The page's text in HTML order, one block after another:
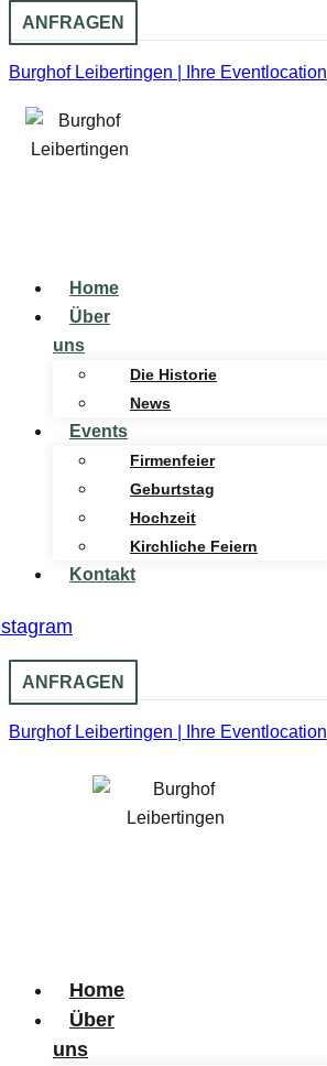
ANFRAGEN
Burghof Leibertingen | Ihre Eventlocation
Home
Über
uns
Die Historie
News
Events
Firmenfeier
Geburtstag
Hochzeit
Kirchliche Feiern
Kontakt
ANFRAGEN
Burghof Leibertingen | Ihre Eventlocation
Home
Über
uns